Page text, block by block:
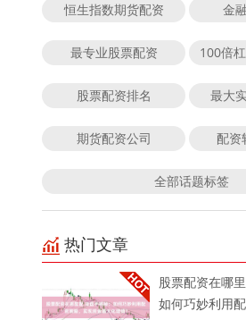
恒生指数期货配资 金
最专业股票配资 100倍
股票配资排名 最大
期货配资公司 配资
全部话题标签
热门文章
股票配资在哪
如何巧妙利用